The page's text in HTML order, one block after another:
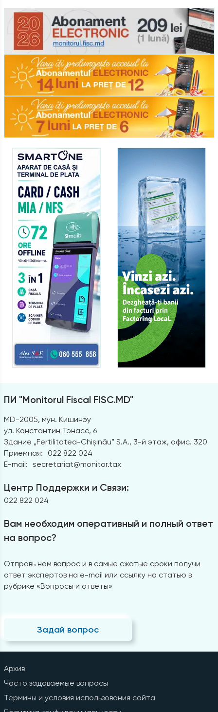
ПИ "Monitorul Fiscal FISC.MD"
MD-2005, мун. Кишинэу
ул. Константин Тэнасе, 6
Здание „Fertilitatea-Chișinău” S.A., 3-й этаж, офис. 320
Приемная:
022 822 024
E-mail: secretariat@monitor.tax
Центр Поддержки и Связи:
022 822 024
Вам необходим оперативный и полный ответ
на вопрос?
Отправь нам вопрос и в самые сжатые сроки получи
ответ экспертов на e-mail или ссылку на статью в
рубрике «Вопросы и ответы»
Задай вопрос
Архив
Часто задаваемые вопросы
Термины и условия использования сайта